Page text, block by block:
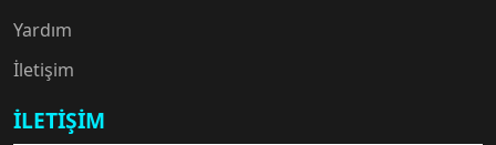
Yardım
İletişim
İLETIŞIM